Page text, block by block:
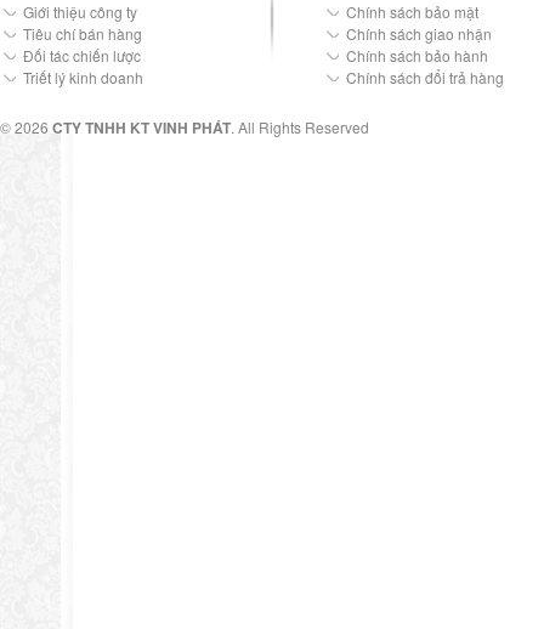
Giới thiệu công ty
Tiêu chí bán hàng
Đối tác chiến lược
Triết lý kinh doanh
Chính sách bảo mật
Chính sách giao nhận
Chính sách bảo hành
Chính sách đổi trả hàng
© 2026 CTY TNHH KT VINH PHÁT. All Rights Reserved